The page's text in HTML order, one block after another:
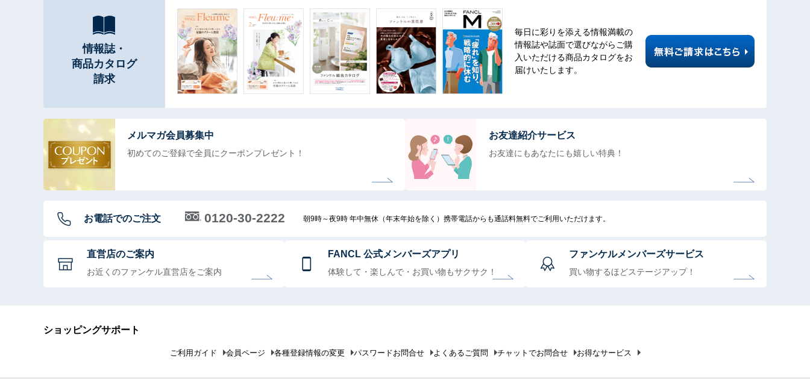
情報誌・
商品カタログ
請求
毎日に彩りを添える情報満載の
情報誌や誌面で選びながらご購
入いただける商品カタログをお
届けいたします。
メルマガ会員募集中
初めてのご登録で全員にクーポンプレゼント！
お友達紹介サービス
お友達にもあなたにも嬉しい特典！
お電話でのご注文 0120-30-2222 朝9時～夜9時 年中無休（年末年始を除く）携帯電話からも通話料無料でご利用いただけます。
直営店のご案内
お近くのファンケル直営店をご案内
FANCL 公式メンバーズアプリ
体験して・楽しんで・お買い物もサクサク！
ファンケルメンバーズサービス
買い物するほどステージアップ！
ショッピングサポート
ご利用ガイド 会員ページ 各種登録情報の変更 パスワードお問合せ よくあるご質問 チャットでお問合せ お得なサービス